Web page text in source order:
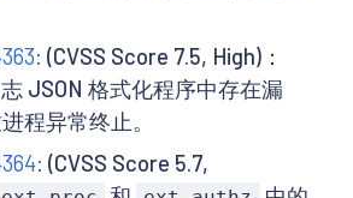
: (CVSS Score 7.5, High)：
JSON 格式化程序中存在漏
程异常终止。
: (CVSS Score 5.7,